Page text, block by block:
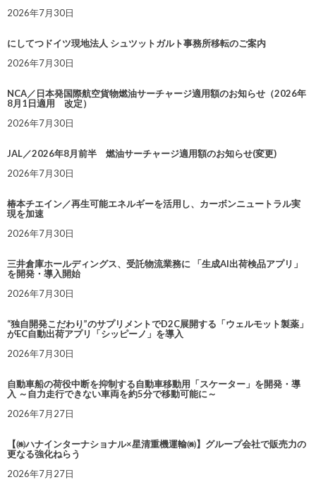
2026年7月30日
にしてつドイツ現地法人 シュツットガルト事務所移転のご案内
2026年7月30日
NCA／日本発国際航空貨物燃油サーチャージ適用額のお知らせ（2026年
8月1日適用 改定）
2026年7月30日
JAL／2026年8月前半 燃油サーチャージ適用額のお知らせ(変更)
2026年7月30日
椿本チエイン／再生可能エネルギーを活用し、カーボンニュートラル実
現を加速
2026年7月30日
三井倉庫ホールディングス、受託物流業務に 「生成AI出荷検品アプリ」
を開発・導入開始
2026年7月30日
“独自開発こだわり”のサプリメントでD2C展開する「ウェルモット製薬」
がEC自動出荷アプリ「シッピーノ」を導入
2026年7月30日
自動車船の荷役中断を抑制する自動車移動用「スケーター」を開発・導
入 ～自力走行できない車両を約5分で移動可能に～
2026年7月27日
【㈱ハナインターナショナル×星清重機運輸㈱】グループ会社で販売力の
更なる強化ねらう
2026年7月27日